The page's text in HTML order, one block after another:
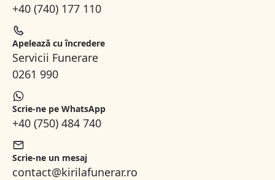
+40 (740) 177 110
Apelează cu încredere
Servicii Funerare
0261 990
Scrie-ne pe WhatsApp
+40 (750) 484 740
Scrie-ne un mesaj
contact@kirilafunerar.ro